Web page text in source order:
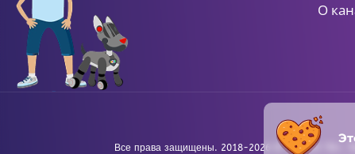
О
Все права защищены. 2018-2026 © «ШАЯН ТВ».